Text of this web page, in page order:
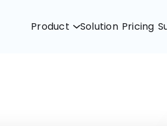
Product Solution Pricing